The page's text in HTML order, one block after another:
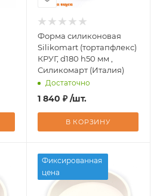
Форма силиконовая
Silikomart (тортапфлекс)
КРУГ, d180 h50 мм ,
Силикомарт (Италия)
Достаточно
1 840 ₽ /шт.
В КОРЗИНУ
Фиксированная
цена